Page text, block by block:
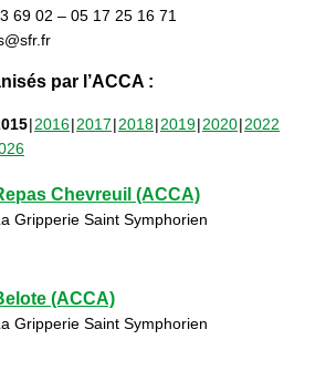
69 02 – 05 17 25 16 71
par l’ACCA :
2016 2017 2018 2019 2020 2022
Chevreuil (ACCA)
Gripperie Saint Symphorien
(ACCA)
Gripperie Saint Symphorien